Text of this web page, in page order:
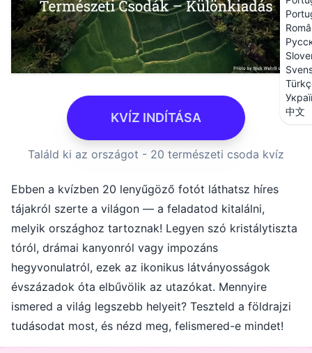
中文
KVÍZ INDÍTÁSA
Találd ki az országot - 20 természeti csoda kvíz
Ebben a kvízben 20 lenyűgöző fotót láthatsz híres
tájakról szerte a világon — a feladatod kitalálni,
melyik országhoz tartoznak! Legyen szó kristálytiszta
tóról, drámai kanyonról vagy impozáns
hegyvonulatról, ezek az ikonikus látványosságok
évszázadok óta elbűvölik az utazókat. Mennyire
ismered a világ legszebb helyeit? Teszteld a földrajzi
tudásodat most, és nézd meg, felismered-e mindet!